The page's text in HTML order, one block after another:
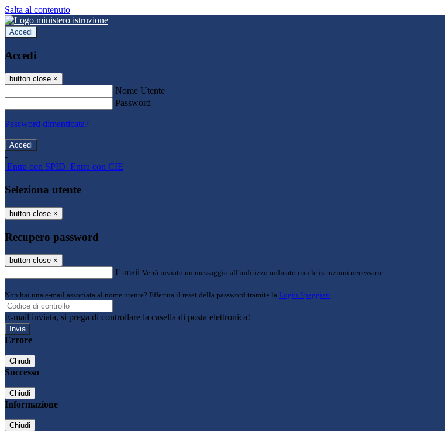
Salta al contenuto
Accedi
Accedi
button close ×
Nome Utente
Password
Password dimenticata?
-
Entra con SPID Entra con CIE
Seleziona utente
button close ×
Recupero password
button close ×
E-mail Verrà inviato un messaggio all'indirizzo indicato con le istruzioni necessarie.
Non hai una e-mail associata al nome utente? Effettua il reset della password tramite la Login Spaggiari
E-mail inviata, si prega di controllare la casella di posta elettronica!
Errore
Chiudi
Successo
Chiudi
Informazione
Chiudi